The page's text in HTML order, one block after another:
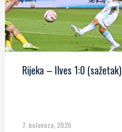
Rijeka – Ilves 1:0 (sažetak)
7. kolovoza, 2026